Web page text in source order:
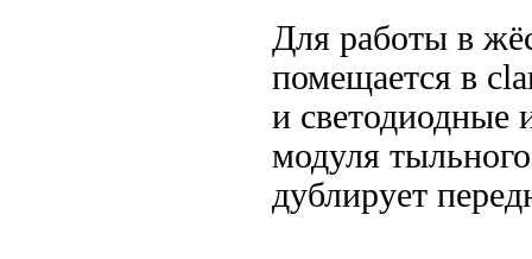
Для работы в
помещается в
и светодиодные
модуля
дублирует